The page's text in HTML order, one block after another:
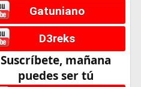
Gatuniano
D3reks
Suscríbete, mañana
puedes ser tú